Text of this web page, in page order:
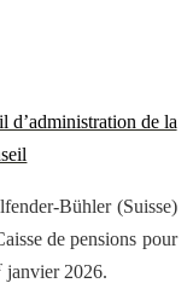
d’administration de la
Bühler (Suisse)
de pensions pour
janvier 2026.